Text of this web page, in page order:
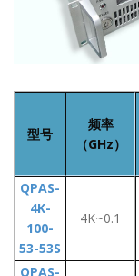
型号
频率
（GHz）
QPAS-
4K-
100-
53-53S
4K~0.1
QPAS-